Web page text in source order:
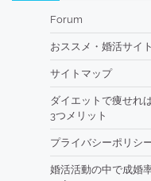
Forum
おススメ・婚活サイト
サイトマップ
ダイエットで痩せれ
3つメリット
プライバシーポリシ
婚活活動の中で成婚